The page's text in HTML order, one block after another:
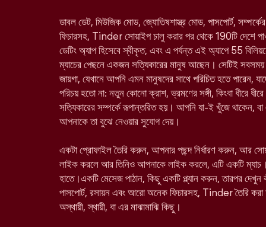
ডাবল ডেট, মিউজিক মোড, জ্যোতিষশাস্ত্র মোড, পাসপোর্ট,
ফিচারসহ, Tinder সোয়াইপ চালু করার পর থেকে 190টি দেশে
ডেটিং অ্যাপ হিসেবে স্বীকৃত, এবং এ পর্যন্ত এই অ্যাপে 55
ম্যাচের পেছনে একজন সত্যিকারের মানুষ আছেন। সেটিই
জায়গা, যেখানে আপনি এমন মানুষদের সাথে পরিচিত হতে পারেন,
পরিচয় হতো না: নতুন কোনো ক্রাশ, ভ্রমণের সঙ্গী, কিংবা ধীরে
সত্যিকারের সম্পর্কে রূপান্তরিত হয়। আপনি যা-ই খুঁজে থাকেন,
আপনাকে তা বুঝে নেওয়ার সুযোগ দেয়।
একটা প্রোফাইল তৈরি করুন, আপনার পছন্দ নির্ধারণ করুন, আর
লাইক করলে আর তিনিও আপনাকে লাইক করলে, এটি একটি
হাতে।একটি মেসেজ পাঠান, কিছু একটি প্ল্যান করুন, তারপর
পাসপোর্ট, রসায়ন এবং আরো অনেক ফিচারসহ, Tinder তৈরি
অস্থায়ী, স্থায়ী, বা এর মাঝামাঝি কিছু।